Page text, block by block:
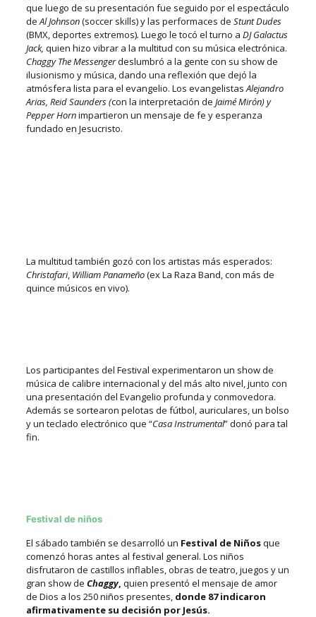
que luego de su presentación fue seguido por el espectáculo
deAl Johnson(soccer skills) y las performaces de Stunt Dudes
(BMX, deportes extremos). Luego le tocó el turno a DJ Galactus
Jack, quien hizo vibrar a la multitud con su música electrónica.
Chaggy The Messengerdeslumbró a la gente con su show de
ilusionismo y música, dando una reflexión que dejó la
atmósfera lista para el evangelio. Los evangelistasAlejandro
Arias, Reid Saunders (con la interpretación de Jaimé Mirón) y
Pepper Hornimpartieron un mensaje de fe y esperanza
fundado en Jesucristo.
La multitud también gozó con los artistas más esperados:
Christafari, William Panameño(ex La Raza Band, con más de
quince músicos en vivo).
Los participantes del Festival experimentaron un show de
música de calibre internacional y del más alto nivel, junto con
una presentación del Evangelio profunda y conmovedora.
Además se sortearon pelotas de fútbol, auriculares, un bolso
y un teclado electrónico que “Casa Instrumental” donó para tal
fin.
Festival de niños
El sábado también se desarrolló un Festival de Niñosque
comenzó horas antes al festival general. Los niños
disfrutaron de castillos inflables, obras de teatro, juegos y un
gran show de Chaggy, quien presentó el mensaje de amor
de Dios a los 250 niños presentes,donde 87 indicaron
afirmativamente su decisión por Jesús.